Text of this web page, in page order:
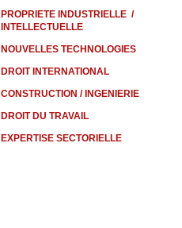
PROPRIETE INDUSTRIELLE /
INTELLECTUELLE
NOUVELLES TECHNOLOGIES
DROIT INTERNATIONAL
CONSTRUCTION / INGENIERIE
DROIT DU TRAVAIL
EXPERTISE SECTORIELLE